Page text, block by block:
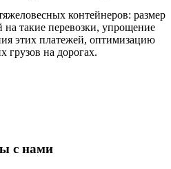
контейнеров: размер
такие перевозки, упрощение
этих платежей, оптимизацию
грузов на дорогах.
с нами